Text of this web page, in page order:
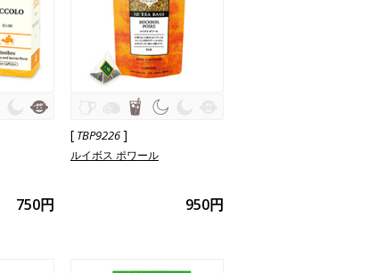
750円
[ TBP9226]
ルイボス ポワール
950円